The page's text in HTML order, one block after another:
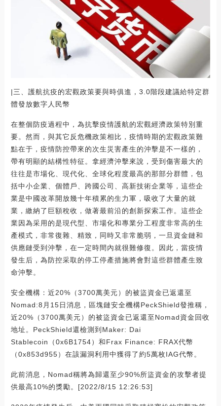
|三、護航抗疫的宏觀政策要與時俱進，3.0階段建議給特定群
體發放數字人民幣
在整個防疫過程中，為抗擊疫情護航的宏觀經濟政策特別重
要。然而，與其它反危機政策相比，疫情時期的宏觀政策難
點在于，疫情防控帶來的次生災害產生的沖擊是不一樣的，
帶有明顯的結構性特征。拿經濟沖擊來說，受到傷害最大的
往往是市場化、現代化、全球化程度最高的那部分群體，包
括中小企業、個體戶、跨國公司、高新技術企業等，這些企
業是中國改革開放幾十年積累的生力軍，吸收了大量的就
業，繳納了巨額稅收，做著最前沿的創新探索工作。這些企
業因為采用的是現代型、市場化和專業分工程度非常高的生
產模式，非常復雜、精致，同時又非常脆弱，一旦資金鏈和
供應鏈受到沖擊，在一定時間內就很難修復。因此，當疫情
發生后，為防控采取的停工停產措施將會對這些群體產生致
命沖擊。
安全機構：近20%（3700萬美元）的被盜資金已返還至
Nomad:8月15日消息，區塊鏈安全機構PeckShield發推稱，
近20%（3700萬美元）的被盜資金已返還至Nomad資金回收
地址。PeckShield還檢測到Maker: Dai
Stablecoin（0x6B1754）和Frax Finance: FRAX代幣
（0x853d955）在該漏洞利用中獲得了約5萬枚IAG代幣。
此前消息，Nomad稱將為歸還至少90%所盜資金的攻擊者提
供最高10%的獎勵。[2022/8/15 12:26:53]